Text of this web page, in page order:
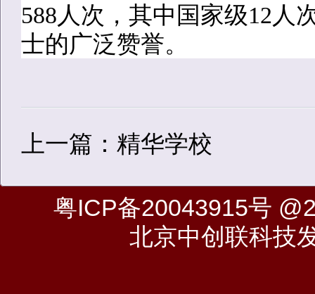
588人次，其中国家级12人
士的广泛赞誉。
上一篇：精华学校
粤ICP备20043915号
北京中创联科技